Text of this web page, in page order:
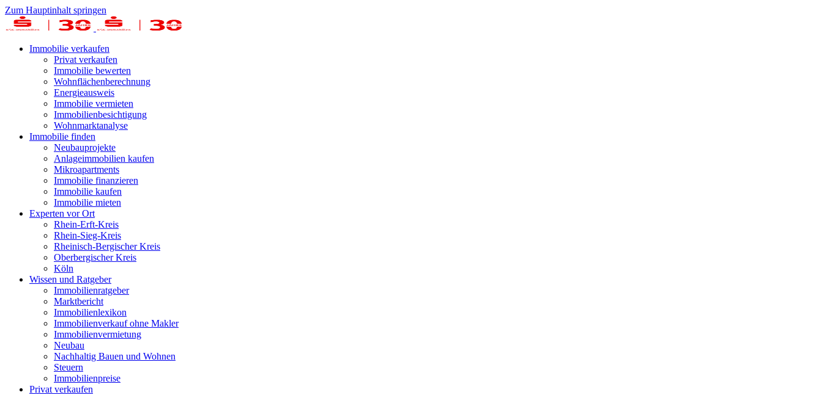
Zum Hauptinhalt springen
Immobilie verkaufen
Privat verkaufen
Immobilie bewerten
Wohnflächenberechnung
Energieausweis
Immobilie vermieten
Immobilienbesichtigung
Wohnmarktanalyse
Immobilie finden
Neubauprojekte
Anlageimmobilien kaufen
Mikroapartments
Immobilie finanzieren
Immobilie kaufen
Immobilie mieten
Experten vor Ort
Rhein-Erft-Kreis
Rhein-Sieg-Kreis
Rheinisch-Bergischer Kreis
Oberbergischer Kreis
Köln
Wissen und Ratgeber
Immobilienratgeber
Marktbericht
Immobilienlexikon
Immobilienverkauf ohne Makler
Immobilienvermietung
Neubau
Nachhaltig Bauen und Wohnen
Steuern
Immobilienpreise
Privat verkaufen